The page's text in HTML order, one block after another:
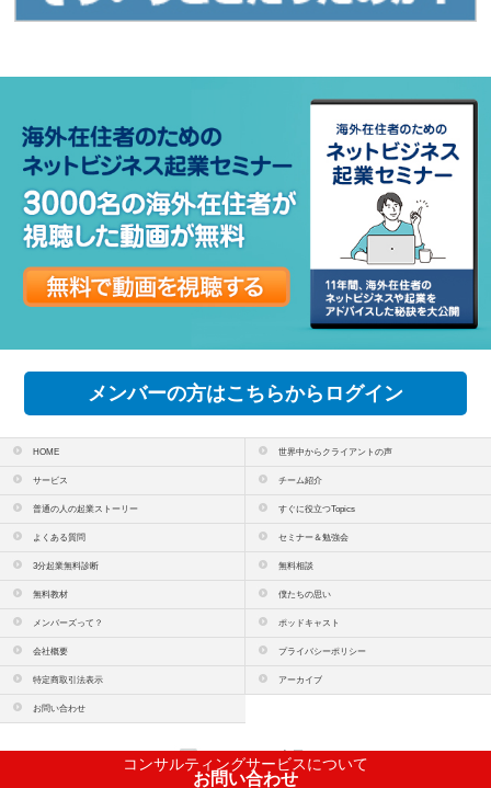
コンサルティングサービスについて
お問い合わせ
メンバーの方はこちらからログイン
HOME 世界中からクライアントの声
サービス チーム紹介
普通の人の起業ストーリー すぐに役立つTopics
よくある質問 セミナー＆勉強会
3分起業無料診断 無料相談
無料教材 僕たちの思い
メンバーズって？ ポッドキャスト
会社概要 プライバシーポリシー
特定商取引法表示 アーカイブ
お問い合わせ
PCサイトを表示
株式会社コンテンツラボ All Rights Reserved.